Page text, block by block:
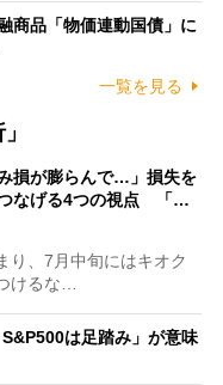
商品「物価連動国債」に
一覧を見る
損が膨らんで…」損失を
なげる4つの視点 「…
、7月中旬にはキオク
けるな…
は足踏み」が意味